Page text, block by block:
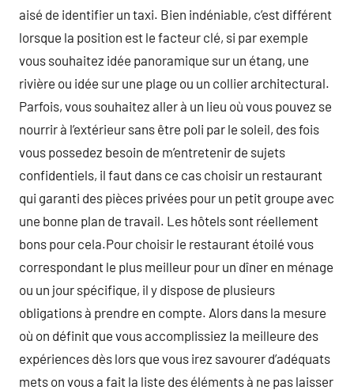
aisé de identifier un taxi. Bien indéniable, c’est différent
lorsque la position est le facteur clé, si par exemple
vous souhaitez idée panoramique sur un étang, une
rivière ou idée sur une plage ou un collier architectural.
Parfois, vous souhaitez aller à un lieu où vous pouvez se
nourrir à l’extérieur sans être poli par le soleil, des fois
vous possedez besoin de m’entretenir de sujets
confidentiels, il faut dans ce cas choisir un restaurant
qui garanti des pièces privées pour un petit groupe avec
une bonne plan de travail. Les hôtels sont réellement
bons pour cela.Pour choisir le restaurant étoilé vous
correspondant le plus meilleur pour un dîner en ménage
ou un jour spécifique, il y dispose de plusieurs
obligations à prendre en compte. Alors dans la mesure
où on définit que vous accomplissiez la meilleure des
expériences dès lors que vous irez savourer d’adéquats
mets on vous a fait la liste des éléments à ne pas laisser